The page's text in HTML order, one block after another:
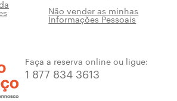
Não vender as minhas
Informações Pessoais
Faça a reserva online ou ligue:
1 877 834 3613